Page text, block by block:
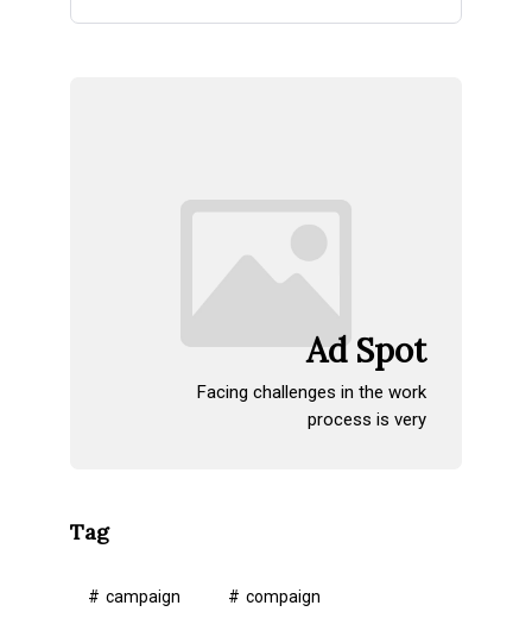
Ad Spot
Facing challenges in the work
process is very
Tag
campaign compaign